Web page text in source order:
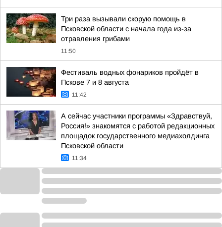
Три раза вызывали скорую помощь в
Псковской области с начала года из-за
отравления грибами
11:50
Фестиваль водных фонариков пройдёт в
Пскове 7 и 8 августа
11:42
А сейчас участники программы «Здравствуй,
Россия!» знакомятся с работой редакционных
площадок государственного медиахолдинга
Псковской области
11:34